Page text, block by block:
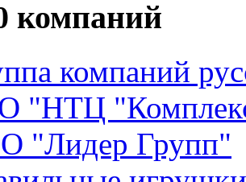
компаний
компаний
"НТЦ
"Лидер Групп"